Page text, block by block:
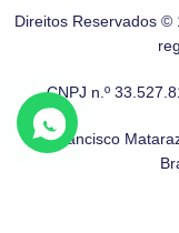
Direitos Reservados
CNPJ n.º
Av. Francisco